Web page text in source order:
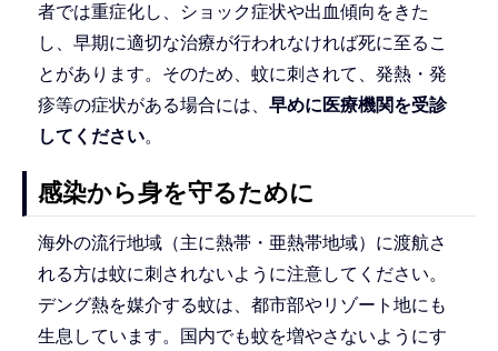
者では重症化し、ショック症状や出血傾向をきた
し、早期に適切な治療が行われなければ死に至るこ
とがあります。そのため、蚊に刺されて、発熱・発
疹等の症状がある場合には、 早めに医療機関を受診
してください。
感染から身を守るために
海外の流行地域（主に熱帯・亜熱帯地域）に渡航さ
れる方は蚊に刺されないように注意してください。
デング熱を媒介する蚊は、都市部やリゾート地にも
生息しています。国内でも蚊を増やさないようにす